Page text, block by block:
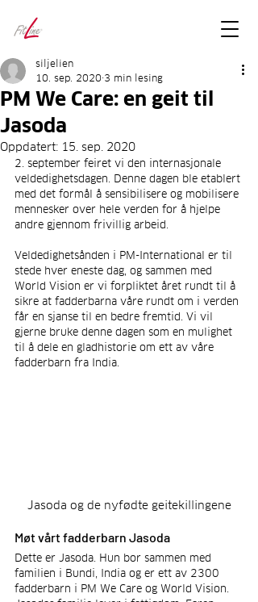
PM We Care: en geit til
Jasoda
siljelien
10. sep. 2020 3 min lesing
Oppdatert: 15. sep. 2020
2. september feiret vi den internasjonale
veldedighetsdagen. Denne dagen ble etablert
med det formål å sensibilisere og mobilisere
mennesker over hele verden for å hjelpe
andre gjennom frivillig arbeid.
Veldedighetsånden i PM-International er til
stede hver eneste dag, og sammen med
World Vision er vi forpliktet året rundt til å
sikre at fadderbarna våre rundt om i verden
får en sjanse til en bedre fremtid. Vi vil
gjerne bruke denne dagen som en mulighet
til å dele en gladhistorie om ett av våre
fadderbarn fra India.
Jasoda og de nyfødte geitekillingene
Møt vårt fadderbarn Jasoda
Dette er Jasoda. Hun bor sammen med
familien i Bundi, India og er ett av 2300
fadderbarn i PM We Care og World Vision.